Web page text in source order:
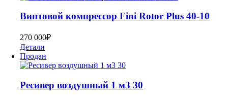
Bинтoвoй кoмпpеcсор Fini Rotor Plus 40-10
270 000₽
Детали
Продан
Ресивер воздушный 1 м3 30